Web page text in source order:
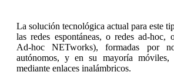
La solución tecnológica actual para este
las redes espontáneas, o redes ad-
Ad-hoc NETworks), formadas por
autónomos, y en su mayoría móviles,
mediante enlaces inalámbricos.